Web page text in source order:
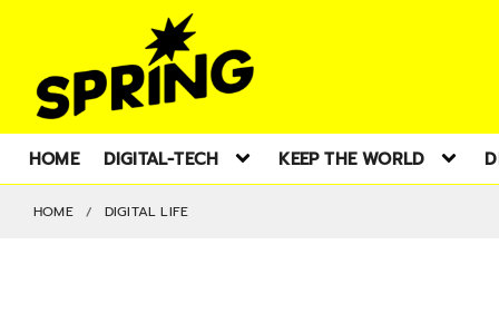
HOME DIGITAL-TECH KEEP THE WORLD
HOME DIGITAL LIFE